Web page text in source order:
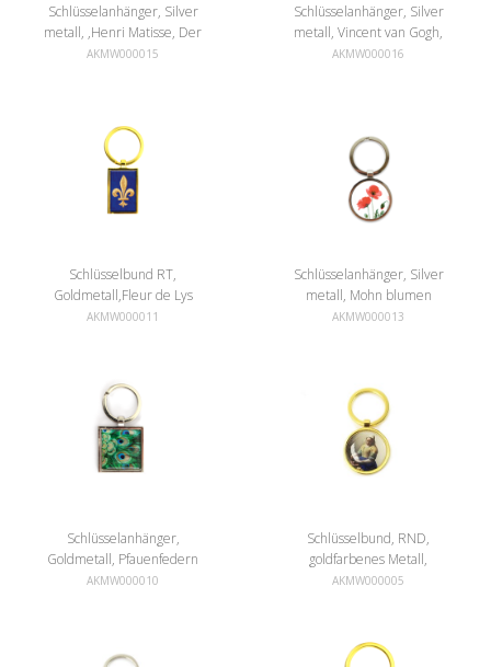
Schlüsselanhänger, Silver
metall, ,Henri Matisse, Der
Papagei und die
AKMW000015
Schlüsselanhänger, Silver
metall, Vincent van Gogh,
Sterrennacht
AKMW000016
Schlüsselbund RT,
Goldmetall,Fleur de Lys
AKMW000011
Schlüsselanhänger, Silver
metall, Mohn blumen
AKMW000013
Schlüsselanhänger,
Goldmetall, Pfauenfedern
AKMW000010
Schlüsselbund, RND,
goldfarbenes Metall,
Milchmädchen Vermeer
AKMW000005